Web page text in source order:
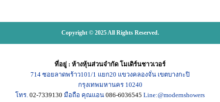
Copyright © 2025 All Rights Reserved.
ที่อยู่ : ห้างหุ้นส่วนจำกัด โมเดิร์นชาวเวอร์
714 ซอยลาดพร้าว101/1 แยก20 แขวงคลองจั่น เขตบางกะปิ
กรุงเทพมหานคร 10240
โทร. 02-7339130 มือถือ คุณแอน 086-6036545 Line:@modernshowers